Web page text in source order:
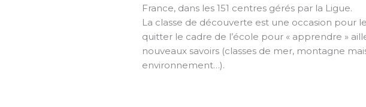
France, dans les 151 centres gérés par la Ligue.
La classe de découverte est une occasion pour
quitter le cadre de l’école pour « apprendre »
nouveaux savoirs (classes de mer, montagne
environnement…).